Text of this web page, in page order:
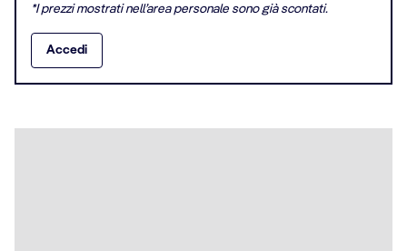
*I prezzi mostrati nell’area personale sono già scontati.
Accedi